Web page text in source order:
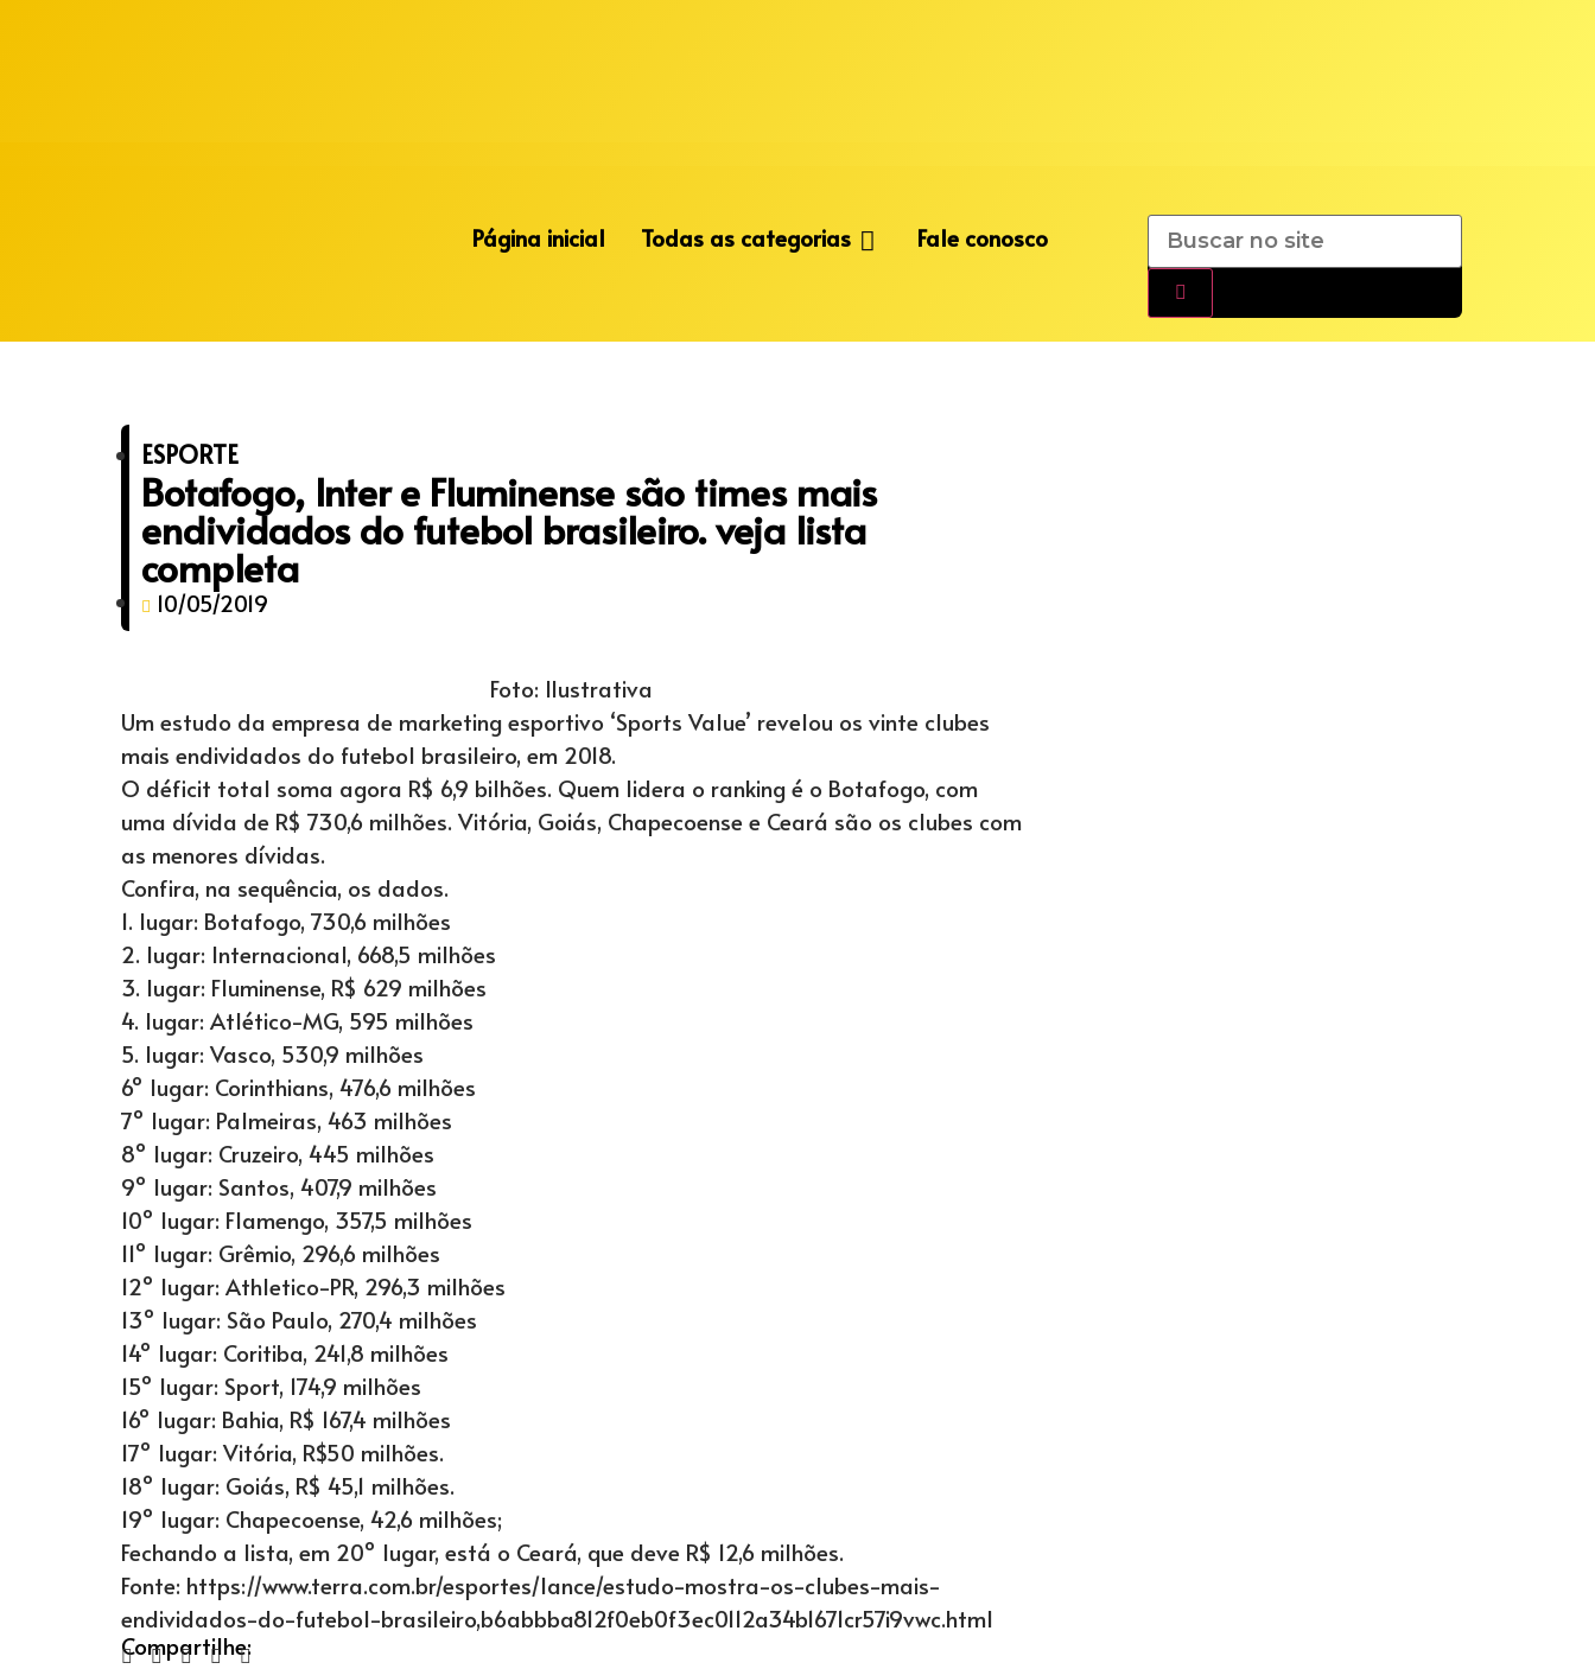
Página inicial Todas as categorias Fale conosco
ESPORTE
Botafogo, Inter e Fluminense são times mais
endividados do futebol brasileiro. veja lista
completa
10/05/2019
Foto: Ilustrativa
Um estudo da empresa de marketing esportivo ‘Sports Value’ revelou os vinte clubes
mais endividados do futebol brasileiro, em 2018.
O déficit total soma agora R$ 6,9 bilhões. Quem lidera o ranking é o Botafogo, com
uma dívida de R$ 730,6 milhões. Vitória, Goiás, Chapecoense e Ceará são os clubes com
as menores dívidas.
Confira, na sequência, os dados.
1. lugar: Botafogo, 730,6 milhões
2. lugar: Internacional, 668,5 milhões
3. lugar: Fluminense, R$ 629 milhões
4. lugar: Atlético-MG, 595 milhões
5. lugar: Vasco, 530,9 milhões
6º lugar: Corinthians, 476,6 milhões
7º lugar: Palmeiras, 463 milhões
8º lugar: Cruzeiro, 445 milhões
9º lugar: Santos, 407,9 milhões
10º lugar: Flamengo, 357,5 milhões
11º lugar: Grêmio, 296,6 milhões
12º lugar: Athletico-PR, 296,3 milhões
13º lugar: São Paulo, 270,4 milhões
14º lugar: Coritiba, 241,8 milhões
15º lugar: Sport, 174,9 milhões
16º lugar: Bahia, R$ 167,4 milhões
17º lugar: Vitória, R$50 milhões.
18º lugar: Goiás, R$ 45,1 milhões.
19º lugar: Chapecoense, 42,6 milhões;
Fechando a lista, em 20º lugar, está o Ceará, que deve R$ 12,6 milhões.
Fonte: https://www.terra.com.br/esportes/lance/estudo-mostra-os-clubes-mais-
endividados-do-futebol-brasileiro,b6abbba812f0eb0f3ec0112a34b1671cr57i9vwc.html
Compartilhe: